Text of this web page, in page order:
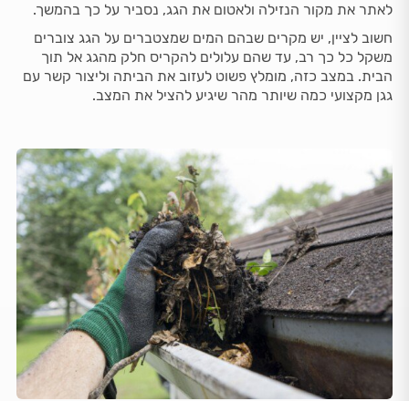
לאתר את מקור הנזילה ולאטום את הגג, נסביר על כך בהמשך.
חשוב לציין, יש מקרים שבהם המים שמצטברים על הגג צוברים
משקל כל כך רב, עד שהם עלולים להקריס חלק מהגג אל תוך
הבית. במצב כזה, מומלץ פשוט לעזוב את הביתה וליצור קשר עם
גגן מקצועי כמה שיותר מהר שיגיע להציל את המצב.